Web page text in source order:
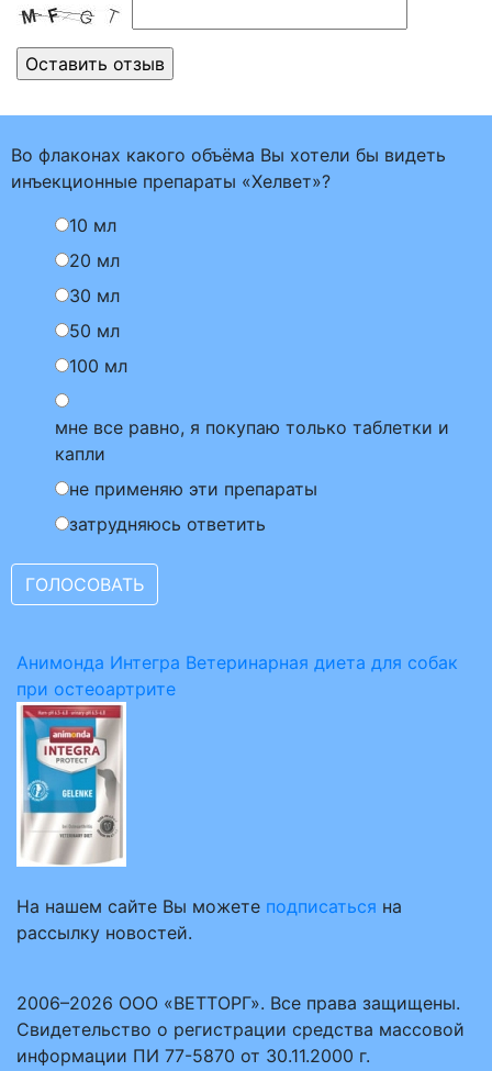
Во флаконах какого объёма Вы хотели бы видеть
инъекционные препараты «Хелвет»?
10 мл
20 мл
30 мл
50 мл
100 мл
мне все равно, я покупаю только таблетки и
капли
не применяю эти препараты
затрудняюсь ответить
Анимонда Интегра Ветеринарная диета для собак
при остеоартрите
На нашем сайте Вы можете подписаться на
рассылку новостей.
2006–2026 ООО «ВЕТТОРГ». Все права защищены.
Свидетельство о регистрации средства массовой
информации ПИ 77-5870 от 30.11.2000 г.